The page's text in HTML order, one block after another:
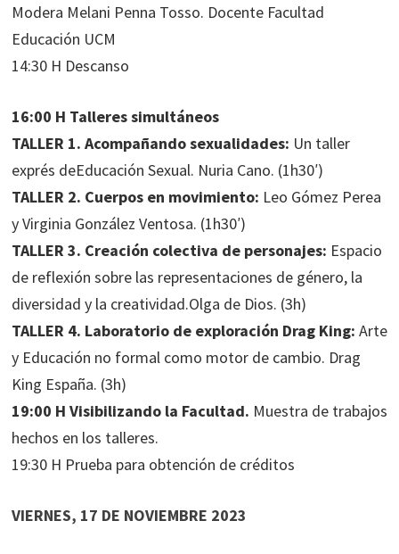
Modera Melani Penna Tosso. Docente Facultad
Educación UCM
14:30 H Descanso
16:00 H Talleres simultáneos
TALLER 1. Acompañando sexualidades: Un taller
exprés deEducación Sexual. Nuria Cano. (1h30′)
TALLER 2. Cuerpos en movimiento: Leo Gómez Perea
y Virginia González Ventosa. (1h30′)
TALLER 3. Creación colectiva de personajes: Espacio
de reflexión sobre las representaciones de género, la
diversidad y la creatividad.Olga de Dios. (3h)
TALLER 4. Laboratorio de exploración Drag King: Arte
y Educación no formal como motor de cambio. Drag
King España. (3h)
19:00 H Visibilizando la Facultad. Muestra de trabajos
hechos en los talleres.
19:30 H Prueba para obtención de créditos
VIERNES, 17 DE NOVIEMBRE 2023